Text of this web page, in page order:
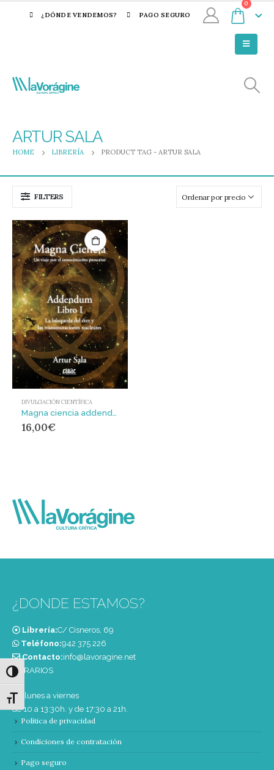
Alternar alto contraste
Alternar tamaño de letra
¿DÓNDE VENDEMOS? PAGO SEGURO
0
ARTUR SALA
HOME LIBRERÍA PRODUCT TAG - ARTUR SALA
FILTERS
DIVULGACIÓN CIENTÍFICA
Magna ciencia addendum libro i
16,00€
¿DONDE ESTAMOS?
Librería:C/ Cisneros, 69
Teléfono:‭942 375 226‬
Contacto:info@lavoragine.net
HORARIOS
De lunes a viernes
de 10 a 13:30h. y de 17:30 a 21h.
Política de privacidad
Condiciones de contratación
Pago seguro